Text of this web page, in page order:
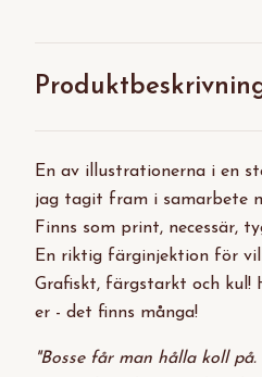
En av illustrationerna i en
jag tagit fram i samarbete
Finns som print, necessär,
En riktig färginjektion för
Grafiskt, färgstarkt och kul!
er - det finns många!
"Bosse får man hålla koll